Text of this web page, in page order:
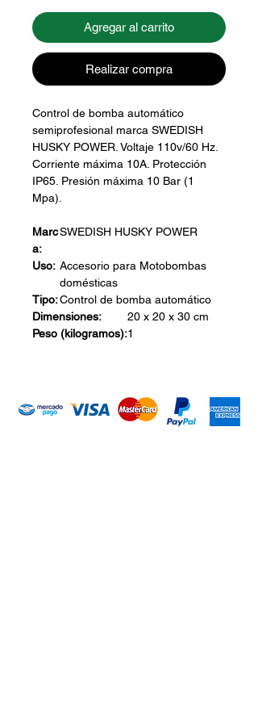
Agregar al carrito
Realizar compra
Control de bomba automático
semiprofesional marca SWEDISH
HUSKY POWER. Voltaje 110v/60 Hz.
Corriente máxima 10A. Protección
IP65. Presión máxima 10 Bar (1
Mpa).
Marc
a:
SWEDISH HUSKY POWER
Uso: Accesorio para Motobombas
domésticas
Tipo:Control de bomba automático
Dimensiones:
20 x 20 x 30 cm
Peso (kilogramos):1